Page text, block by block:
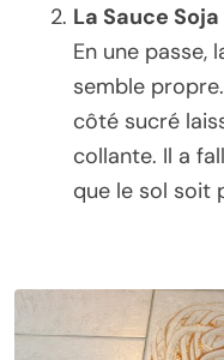
La Sauce Soja
En une passe,
semble
côté sucré
collante. Il a
que le sol soit